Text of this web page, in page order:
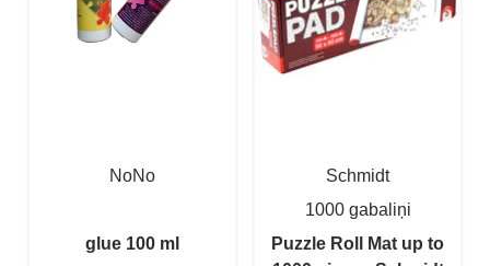
NoNo
glue 100 ml
Schmidt
1000 gabaliņi
Puzzle Roll Mat up to